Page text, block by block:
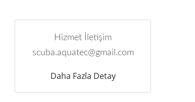
Hizmet İletişim
scuba.aquatec@gmail.com
Daha Fazla Detay